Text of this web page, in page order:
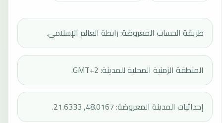
طريقة الحساب المعروضة: رابطة العالم الإسلامي.
المنطقة الزمنية المحلية للمدينة: GMT+2.
إحداثيات المدينة المعروضة: 48.0167, 21.6333.